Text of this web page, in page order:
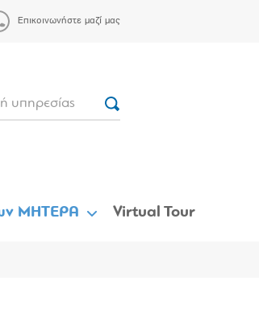
Επικοινωνήστε μαζί μας
ΜΗΤΕΡΑ Virtual Tour